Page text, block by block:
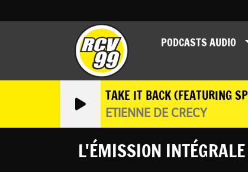
PODCASTS AUDIO
TAKE IT BACK (FEATURING
ETIENNE DE CRECY
L'ÉMISSION